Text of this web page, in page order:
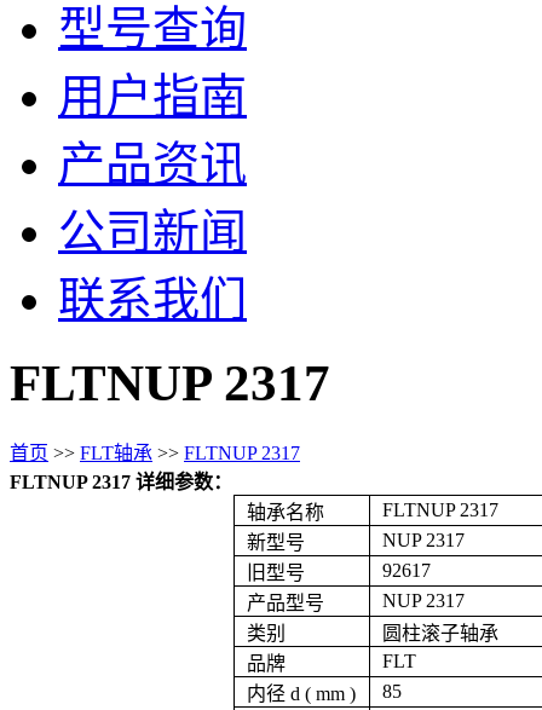
型号查询
用户指南
产品资讯
公司新闻
联系我们
FLTNUP 2317
首页 >> FLT轴承 >> FLTNUP 2317
FLTNUP 2317 详细参数：
轴承名称
FLTNUP 2317
新型号
NUP 2317
旧型号
92617
产品型号
NUP 2317
类别
圆柱滚子轴承
品牌
FLT
内径 d ( mm )
85